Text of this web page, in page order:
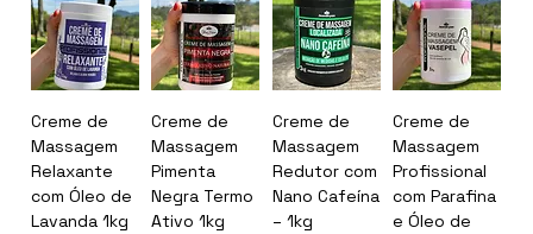
Creme de
Massagem
Relaxante
com Óleo de
Lavanda 1kg
Creme de
Massagem
Pimenta
Negra Termo
Ativo 1kg
Creme de
Massagem
Redutor com
Nano Cafeína
– 1kg
Creme de
Massagem
Profissional
com Parafina
e Óleo de